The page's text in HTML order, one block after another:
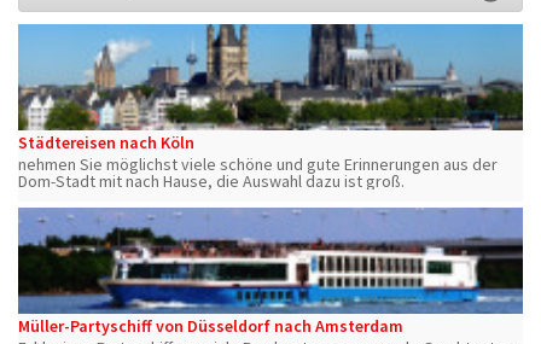
Städtereisen nach Köln
nehmen Sie möglichst viele schöne und gute Erinnerungen aus der
Dom-Stadt mit nach Hause, die Auswahl dazu ist groß.
Müller-Partyschiff von Düsseldorf nach Amsterdam